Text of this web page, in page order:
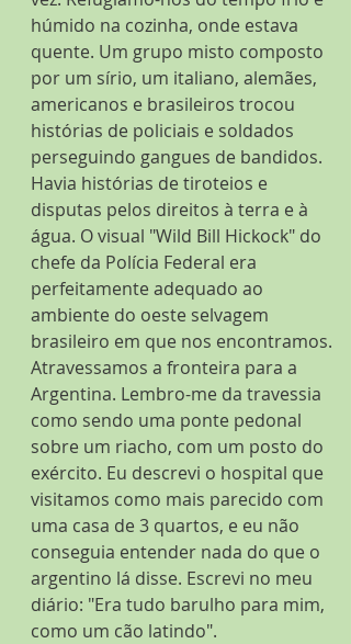
húmido na cozinha, onde estava
quente. Um grupo misto composto
por um sírio, um italiano, alemães,
americanos e brasileiros trocou
histórias de policiais e soldados
perseguindo gangues de bandidos.
Havia histórias de tiroteios e
disputas pelos direitos à terra e à
água. O visual "Wild Bill Hickock" do
chefe da Polícia Federal era
perfeitamente adequado ao
ambiente do oeste selvagem
brasileiro em que nos encontramos.
Atravessamos a fronteira para a
Argentina. Lembro-me da travessia
como sendo uma ponte pedonal
sobre um riacho, com um posto do
exército. Eu descrevi o hospital que
visitamos como mais parecido com
uma casa de 3 quartos, e eu não
conseguia entender nada do que o
argentino lá disse. Escrevi no meu
diário: "Era tudo barulho para mim,
como um cão latindo".